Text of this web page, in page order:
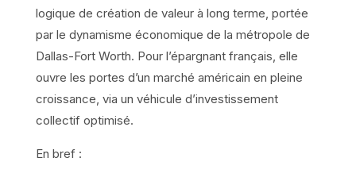
logique de création de valeur à long terme, portée
par le dynamisme économique de la métropole de
Dallas-Fort Worth. Pour l’épargnant français, elle
ouvre les portes d’un marché américain en pleine
croissance, via un véhicule d’investissement
collectif optimisé.
En bref :